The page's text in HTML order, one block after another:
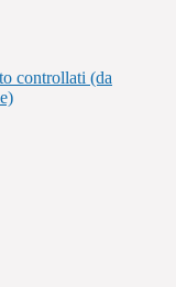
controllati (da